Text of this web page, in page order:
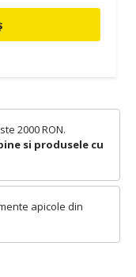
2000 RON.
si produsele cu
apicole din